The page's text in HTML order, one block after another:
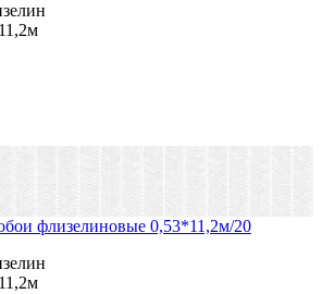
флизелиновые 0,53*11,2м/20